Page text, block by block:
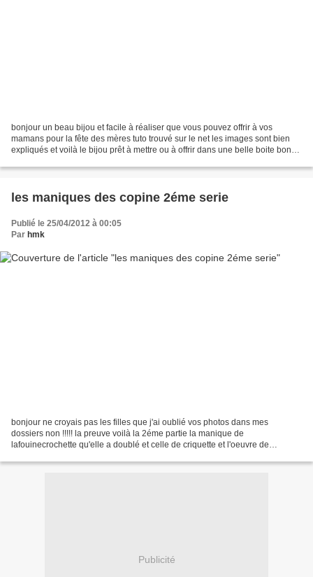
bonjour un beau bijou et facile à réaliser que vous pouvez offrir à vos
mamans pour la fête des mères tuto trouvé sur le net les images sont bien
expliqués et voilà le bijou prêt à mettre ou à offrir dans une belle boite bonne
les maniques des copine 2éme serie
Publié le 25/04/2012 à 00:05
Par hmk
bonjour ne croyais pas les filles que j'ai oublié vos photos dans mes
dossiers non !!!!! la preuve voilà la 2éme partie la manique de
lafouinecrochette qu'elle a doublé et celle de criquette et l'oeuvre de
Publicité